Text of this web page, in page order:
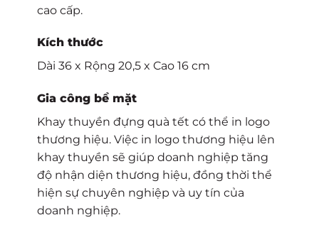
cao cấp.
Kích thước
Dài 36 x Rộng 20,5 x Cao 16 cm
Gia công bề mặt
Khay thuyền đựng quà tết có thể in logo
thương hiệu. Việc in logo thương hiệu lên
khay thuyền sẽ giúp doanh nghiệp tăng
độ nhận diện thương hiệu, đồng thời thể
hiện sự chuyên nghiệp và uy tín của
doanh nghiệp.